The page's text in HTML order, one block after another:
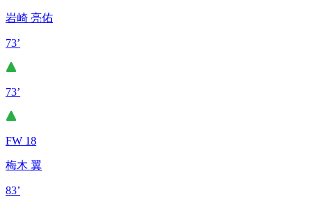
岩崎 亮佑
73’
73’
FW 18
梅木 翼
83’